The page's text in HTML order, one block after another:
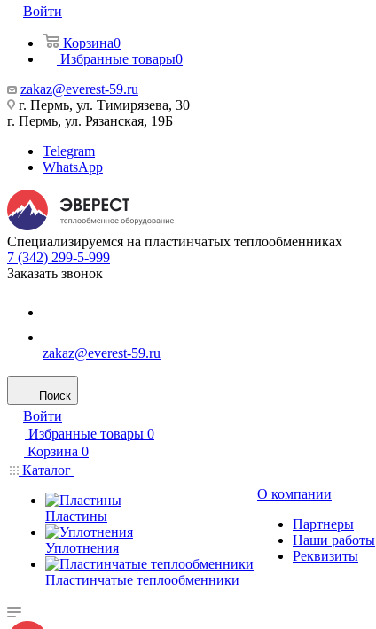
Войти
Корзина0
Избранные товары0
zakaz@everest-59.ru
г. Пермь, ул. Тимирязева, 30
г. Пермь, ул. Рязанская, 19Б
Telegram
WhatsApp
Специализируемся на пластинчатых теплообменниках
7 (342) 299-5-999
Заказать звонок
zakaz@everest-59.ru
Поиск
Войти
Избранные товары 0
Корзина 0
Каталог
Пластины
Уплотнения
Пластинчатые теплообменники
О компании
Партнеры
Наши работы
Реквизиты